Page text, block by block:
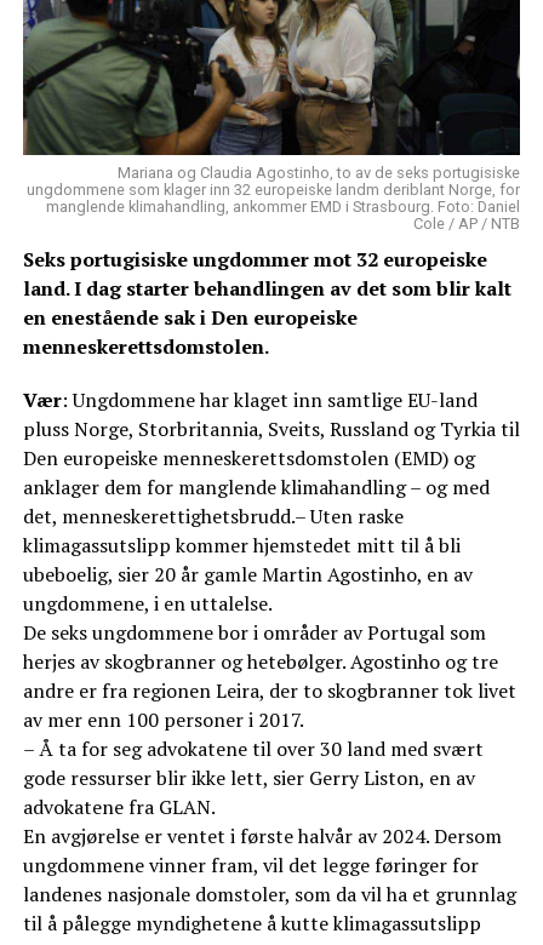
Mariana og Claudia Agostinho, to av de seks portugisiske
ungdommene som klager inn 32 europeiske landm deriblant Norge, for
manglende klimahandling, ankommer EMD i Strasbourg. Foto: Daniel
Cole / AP / NTB
Seks portugisiske ungdommer mot 32 europeiske
land. I dag starter behandlingen av det som blir kalt
en enestående sak i Den europeiske
menneskerettsdomstolen.
Vær: Ungdommene har klaget inn samtlige EU-land
pluss Norge, Storbritannia, Sveits, Russland og Tyrkia til
Den europeiske menneskerettsdomstolen (EMD) og
anklager dem for manglende klimahandling – og med
det, menneskerettighetsbrudd.– Uten raske
klimagassutslipp kommer hjemstedet mitt til å bli
ubeboelig, sier 20 år gamle Martin Agostinho, en av
ungdommene, i en uttalelse.
De seks ungdommene bor i områder av Portugal som
herjes av skogbranner og hetebølger. Agostinho og tre
andre er fra regionen Leira, der to skogbranner tok livet
av mer enn 100 personer i 2017.
– Å ta for seg advokatene til over 30 land med svært
gode ressurser blir ikke lett, sier Gerry Liston, en av
advokatene fra GLAN.
En avgjørelse er ventet i første halvår av 2024. Dersom
ungdommene vinner fram, vil det legge føringer for
landenes nasjonale domstoler, som da vil ha et grunnlag
til å pålegge myndighetene å kutte klimagassutslipp